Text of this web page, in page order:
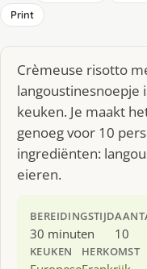
Print
Crèmeuse risotto
langoustinesnoepje
keuken. Je maakt
genoeg voor 10
ingrediënten:
eieren.
BEREIDINGSTIJD
30 minuten 10
KEUKEN HERKOMST